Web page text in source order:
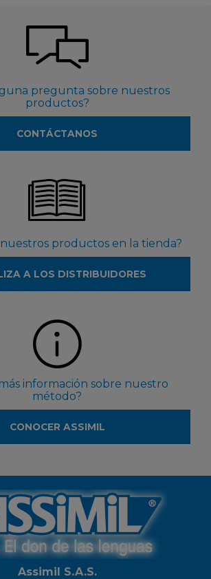
pregunta sobre nuestros
productos?
CONTÁCTANOS
nuestros productos en la tienda?
A LOS DISTRIBUIDORES
información sobre nuestro
método?
CONOCER ASSIMIL
Assimil S.A.S.